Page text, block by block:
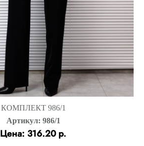
КОМПЛЕКТ 986/1
Артикул: 986/1
Цена: 316.20 р.